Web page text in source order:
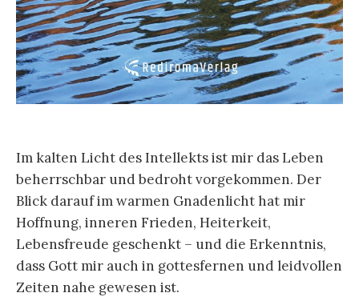
Im kalten Licht des Intellekts ist mir das Leben
beherrschbar und bedroht vorgekommen. Der
Blick darauf im warmen Gnadenlicht hat mir
Hoffnung, inneren Frieden, Heiterkeit,
Lebensfreude geschenkt – und die Erkenntnis,
dass Gott mir auch in gottesfernen und leidvollen
Zeiten nahe gewesen ist.